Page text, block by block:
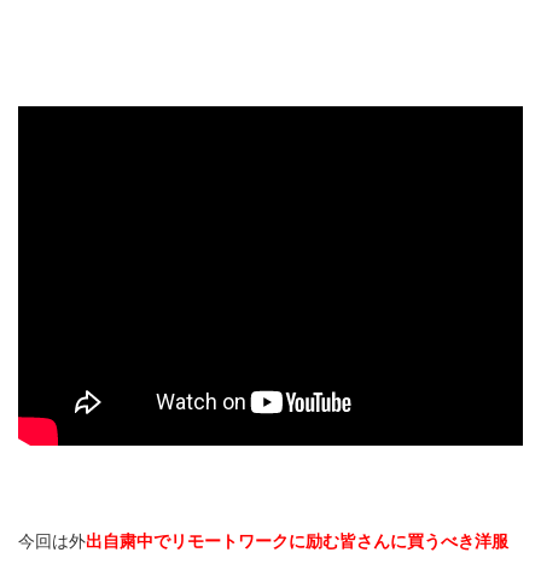
今回は外出自粛中でリモートワークに励む皆さんに買うべき洋服